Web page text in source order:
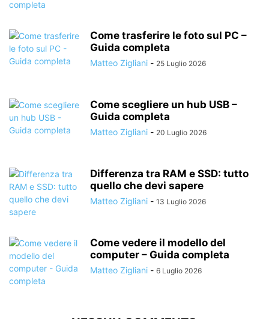
Come trasferire le foto sul PC –
Guida completa
Matteo Zigliani - 25 Luglio 2026
Come scegliere un hub USB –
Guida completa
Matteo Zigliani - 20 Luglio 2026
Differenza tra RAM e SSD: tutto
quello che devi sapere
Matteo Zigliani - 13 Luglio 2026
Come vedere il modello del
computer – Guida completa
Matteo Zigliani - 6 Luglio 2026